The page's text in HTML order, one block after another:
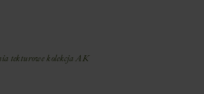
tekturowe kolekcja AK